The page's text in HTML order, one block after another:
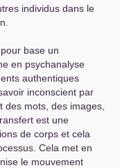
individus dans le
base un
en psychanalyse
authentiques
inconscient par
mots, des images,
est une
de corps et cela
Cela met en
le mouvement